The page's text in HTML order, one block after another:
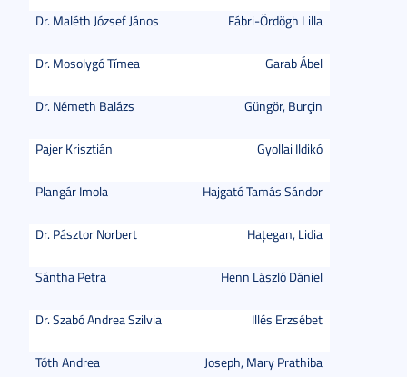
Dr. Maléth József János Fábri-Ördögh Lilla
Dr. Mosolygó Tímea Garab Ábel
Dr. Németh Balázs Güngör, Burçin
Pajer Krisztián Gyollai Ildikó
Plangár Imola Hajgató Tamás Sándor
Dr. Pásztor Norbert Haţegan, Lidia
Sántha Petra Henn László Dániel
Dr. Szabó Andrea Szilvia Illés Erzsébet
Tóth Andrea Joseph, Mary Prathiba